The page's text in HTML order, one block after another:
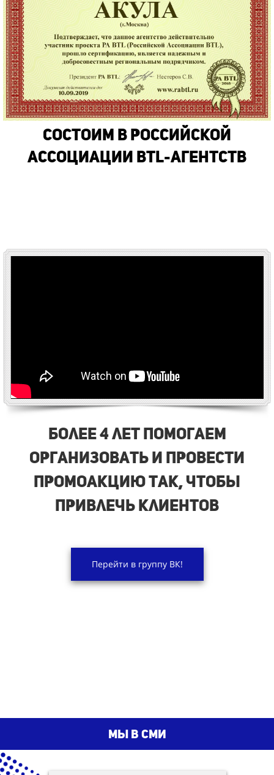
Состоим в Российской
Ассоциации BTL-Агентств
Более 4 лет помогаем
организовать и провести
промоакцию так, чтобы
привлечь клиентов
Перейти в группу ВК!
мы в сми